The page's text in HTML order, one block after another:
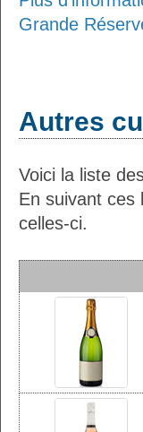
Grande
Autres
Voici la liste
En suivant ces
celles-ci.